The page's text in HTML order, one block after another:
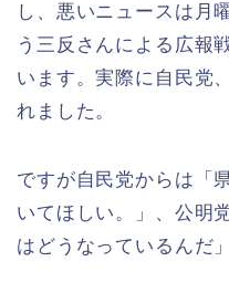
し、悪いニュースは月
う三反さんによる広報
います。実際に自民党
れました。
ですが自民党からは「
いてほしい。」、公明
はどうなっているんだ